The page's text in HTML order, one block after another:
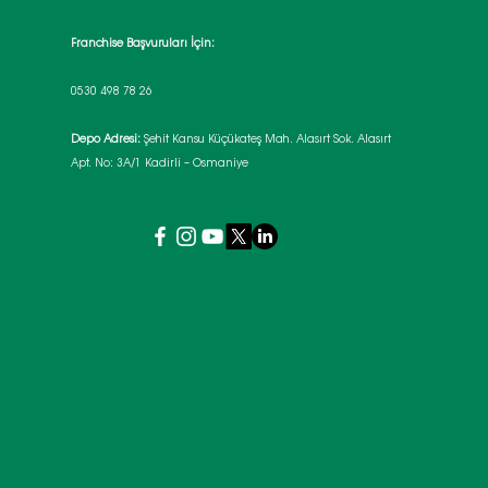
Franchise Başvuruları İçin:
0530 498 78 26
Depo Adresi:Şehit Kansu Küçükateş Mah. Alasırt Sok. Alasırt
Apt. No: 3A/1 Kadirli – Osmaniye